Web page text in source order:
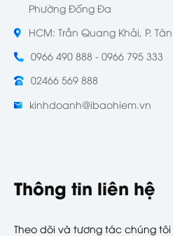
Phường Đống Đa
HCM: Trần Quang Khải, P.
0966 490 888 - 0966 795 333
02466 569 888
kinhdoanh@ibaohiem.vn
Thông tin liên hệ
Theo dõi và tương tác chúng